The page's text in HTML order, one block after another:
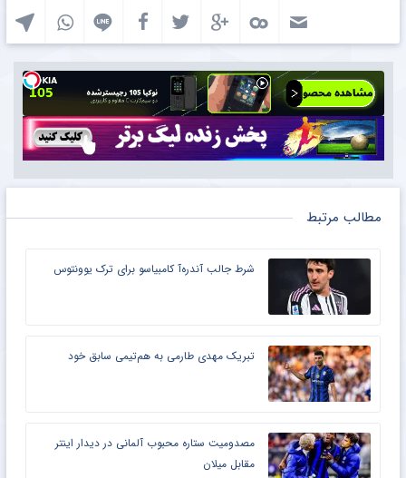
مطالب مرتبط
شرط جالب آندره‌آ کامبیاسو برای ترک یوونتوس
تبریک مهدی طارمی به هم‌تیمی سابق خود
مصدومیت ستاره محبوب آلمانی در دیدار اینتر
مقابل میلان